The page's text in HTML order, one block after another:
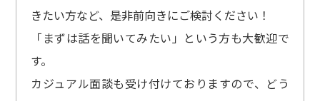
きたい方など、是非前向きにご検討ください！
「まずは話を聞いてみたい」という方も大歓迎で
す。
カジュアル面談も受け付けておりますので、どう